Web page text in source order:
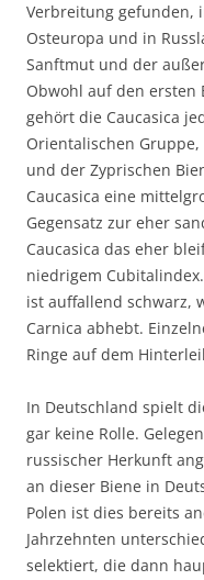
Verbreitung gefunden,
Osteuropa und in
Sanftmut und der
Obwohl auf den ersten
gehört die Caucasica
Orientalischen
und der Zyprischen
Caucasica eine
Gegensatz zur eher
Caucasica das eher
niedrigem
ist auffallend schwarz,
Carnica abhebt.
Ringe auf dem
In Deutschland spielt
gar keine Rolle.
russischer Herkunft
an dieser Biene in
Polen ist dies bereits
Jahrzehnten
selektiert, die dann